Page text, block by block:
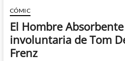
conocidos
CÓMIC
El Hombre
involuntaria de Tom
Frenz